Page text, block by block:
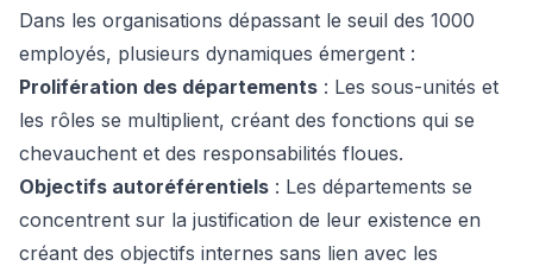
Dans les organisations dépassant le seuil des 1000
employés, plusieurs dynamiques émergent :
Prolifération des départements : Les sous-unités et
les rôles se multiplient, créant des fonctions qui se
chevauchent et des responsabilités floues.
Objectifs autoréférentiels : Les départements se
concentrent sur la justification de leur existence en
créant des objectifs internes sans lien avec les